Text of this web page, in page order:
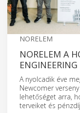
NORELEM
NORELEM A
A nyolcadik éve
Newcomer
lehetőséget arra,
terveiket és